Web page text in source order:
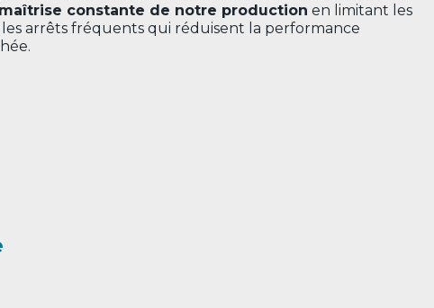
constante de notre production en limitant les
les arrêts fréquents qui réduisent la performance